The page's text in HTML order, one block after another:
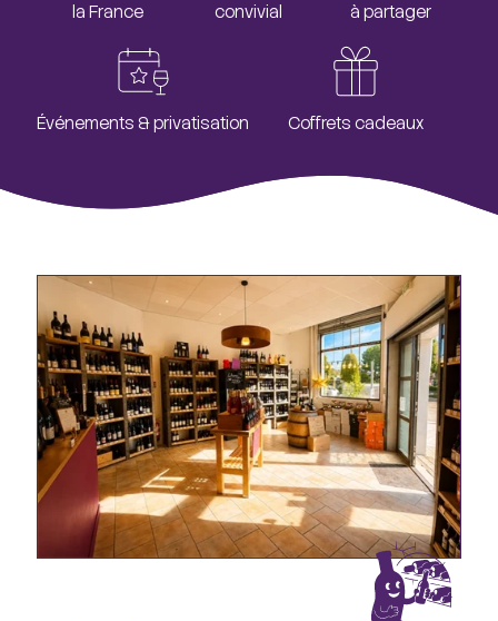
la France
convivial
à partager
Événements & privatisation Coffrets cadeaux